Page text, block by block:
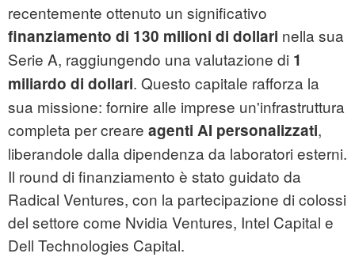
recentemente ottenuto un significativo
finanziamento di 130 milioni di dollari nella sua
Serie A, raggiungendo una valutazione di 1
miliardo di dollari. Questo capitale rafforza la
sua missione: fornire alle imprese un'infrastruttura
completa per creare agenti AI personalizzati,
liberandole dalla dipendenza da laboratori esterni.
Il round di finanziamento è stato guidato da
Radical Ventures, con la partecipazione di colossi
del settore come Nvidia Ventures, Intel Capital e
Dell Technologies Capital.